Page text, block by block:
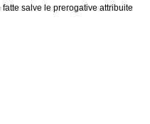
salve le prerogative attribuite